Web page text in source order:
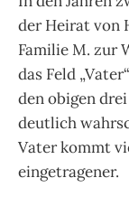
der Heirat von
Familie M. zur
das Feld
den obigen
deutlich
Vater kommt
eingetragener.